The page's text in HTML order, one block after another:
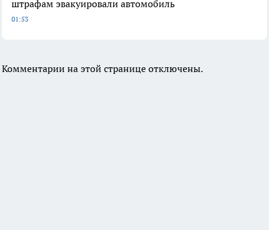
штрафам эвакуировали автомобиль
01:53
Комментарии на этой странице отключены.